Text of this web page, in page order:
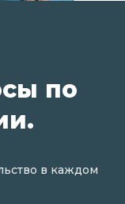
по
в каждом